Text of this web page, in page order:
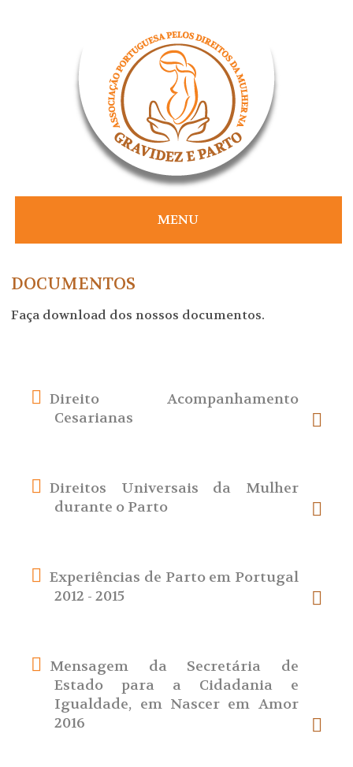
MENU
DOCUMENTOS
Faça download dos nossos documentos.
Direito Acompanhamento
Cesarianas
Direitos Universais da Mulher
durante o Parto
Experiências de Parto em Portugal
2012 - 2015
Mensagem da Secretária de
Estado para a Cidadania e
Igualdade, em Nascer em Amor
2016